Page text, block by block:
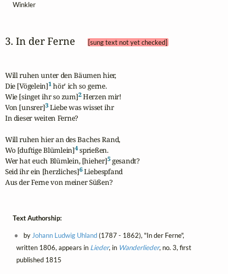
Winkler
3. In der Ferne [sung text not yet checked]
Will ruhen unter den Bäumen hier,
Die [Vögelein]1 hör' ich so gerne.
Wie [singet ihr so zum]2 Herzen mir!
Von [unsrer]3 Liebe was wisset ihr
In dieser weiten Ferne?
Will ruhen hier an des Baches Rand,
Wo [duftige Blümlein]4 sprießen.
Wer hat euch Blümlein, [hieher]5 gesandt?
Seid ihr ein [herzliches]6 Liebespfand
Aus der Ferne von meiner Süßen?
Text Authorship:
by Johann Ludwig Uhland(1787 - 1862), "In der Ferne",
written 1806, appears in Lieder, in Wanderlieder, no. 3, first
published 1815